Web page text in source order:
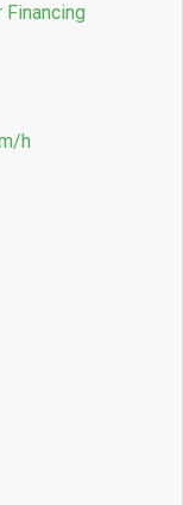
Financing
h